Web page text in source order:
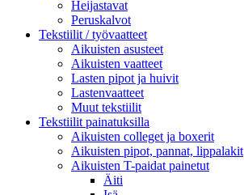
Heijastavat
Peruskalvot
Tekstiilit / työvaatteet
Aikuisten asusteet
Aikuisten vaatteet
Lasten pipot ja huivit
Lastenvaatteet
Muut tekstiilit
Tekstiilit painatuksilla
Aikuisten colleget ja boxerit
Aikuisten pipot, pannat, lippalakit
Aikuisten T-paidat painetut
Äiti